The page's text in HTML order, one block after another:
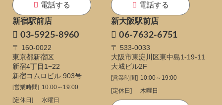
電話する
電話する
新宿駅前店
03-5925-8960
〒 160-0022
東京都新宿区
新宿4丁目1−22
新宿コムロビル 903号
[営業時間] 10:00～19:00
[定休日]
水曜日
新大阪駅前店
06-7632-6751
〒 533-0033
大阪市東淀川区東中島1-19-11
大城ビル2F
[営業時間] 10:00～19:00
[定休日]
木曜日